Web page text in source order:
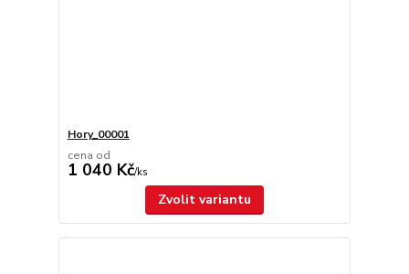
Hory_00001
cena od
1 040 Kč/ks
Zvolit variantu